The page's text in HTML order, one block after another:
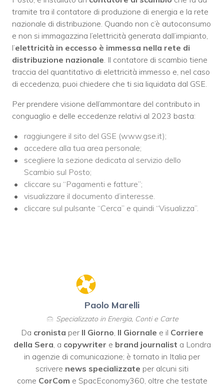
tramite tra il contatore di produzione di energia e la rete
nazionale di distribuzione. Quando non c’è autoconsumo
e non si immagazzina l’elettricità generata dall’impianto,
l’elettricità in eccesso è immessa nella rete di
distribuzione nazionale . Il contatore di scambio tiene
traccia del quantitativo di elettricità immesso e, nel caso
di eccedenza, puoi chiedere che ti sia liquidata dal GSE.
Per prendere visione dell’ammontare del contributo in
conguaglio e delle eccedenze relativi al 2023 basta:
raggiungere il sito del GSE (www.gse.it);
accedere alla tua area personale;
scegliere la sezione dedicata al servizio dello
Scambio sul Posto;
cliccare su “Pagamenti e fatture”;
visualizzare il documento d’interesse.
cliccare sul pulsante “Cerca” e quindi “Visualizza”.
Paolo Marelli
Specializzato in Energia, Conti e Carte
Da cronista per Il Giorno Il Giornale e il Corriere
della Sera , a copywriter e brand journalist a Londra
in agenzie di comunicazione; è tornato in Italia per
scrivere news specializzate per alcuni siti
come CorCom e SpacEconomy360, oltre che testate